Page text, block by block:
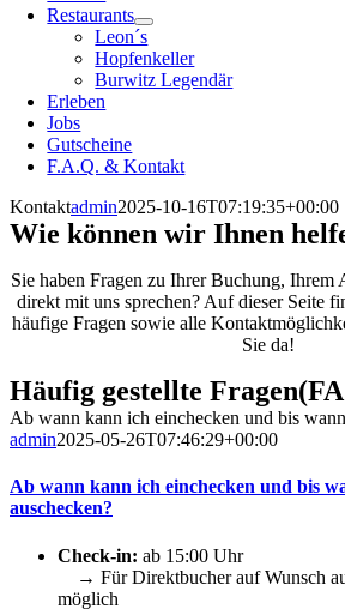
Restaurants
Leon´s
Hopfenkeller
Burwitz Legendär
Erleben
Jobs
Gutscheine
F.A.Q. & Kontakt
Kontaktadmin2025-10-16T07:19:35+00:00
Wie können wir Ihnen
Sie haben Fragen zu Ihrer Buchung, Ihrem
direkt mit uns sprechen? Auf dieser Seite
häufige Fragen sowie alle
Sie da!
Häufig gestellte
Ab wann kann ich einchecken und bis
admin2025-05-26T07:46:29+00:00
Ab wann kann ich einchecken und bis
auschecken?
Check-in: ab 15:00 Uhr
→ Für Direktbucher auf Wunsch
möglich